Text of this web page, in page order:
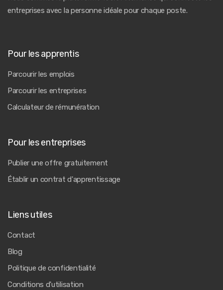
entreprises avec la personne idéale pour chaque poste.
Pour les apprentis
Parcourir les emplois
Parcourir les entreprises
Calculateur de rémunération
Pour les entreprises
Publier une offre gratuitement
Établir un contrat d'apprentissage
Liens utiles
Contact
Blog
Politique de confidentialité
Conditions d'utilisation